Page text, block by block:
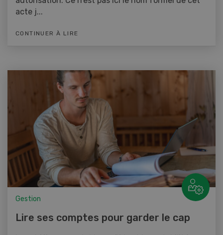
acte j...
CONTINUER À LIRE
Gestion
Lire ses comptes pour garder le cap